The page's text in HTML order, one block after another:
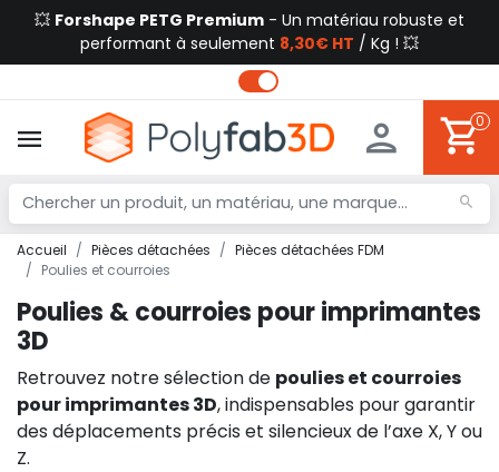
💥 Forshape PETG Premium - Un matériau robuste et
performant à seulement 8,30€ HT / Kg ! 💥
0
Accueil Pièces détachées
Pièces détachées FDM
Poulies et courroies
Poulies & courroies pour imprimantes
3D
Retrouvez notre sélection de poulies et courroies
pour imprimantes 3D, indispensables pour garantir
des déplacements précis et silencieux de l’axe X, Y ou
Z.